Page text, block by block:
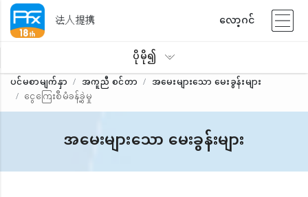
法人提携
လော့ဂင်
ပိုမို၍
ပင်မစာမျက်နှာ အကူညီ စင်တာ
အမေးများသော မေးခွန်းများ
ငွေကြေးစီမံခန့်ခွဲမှု
အမေးများသော မေးခွန်းများ